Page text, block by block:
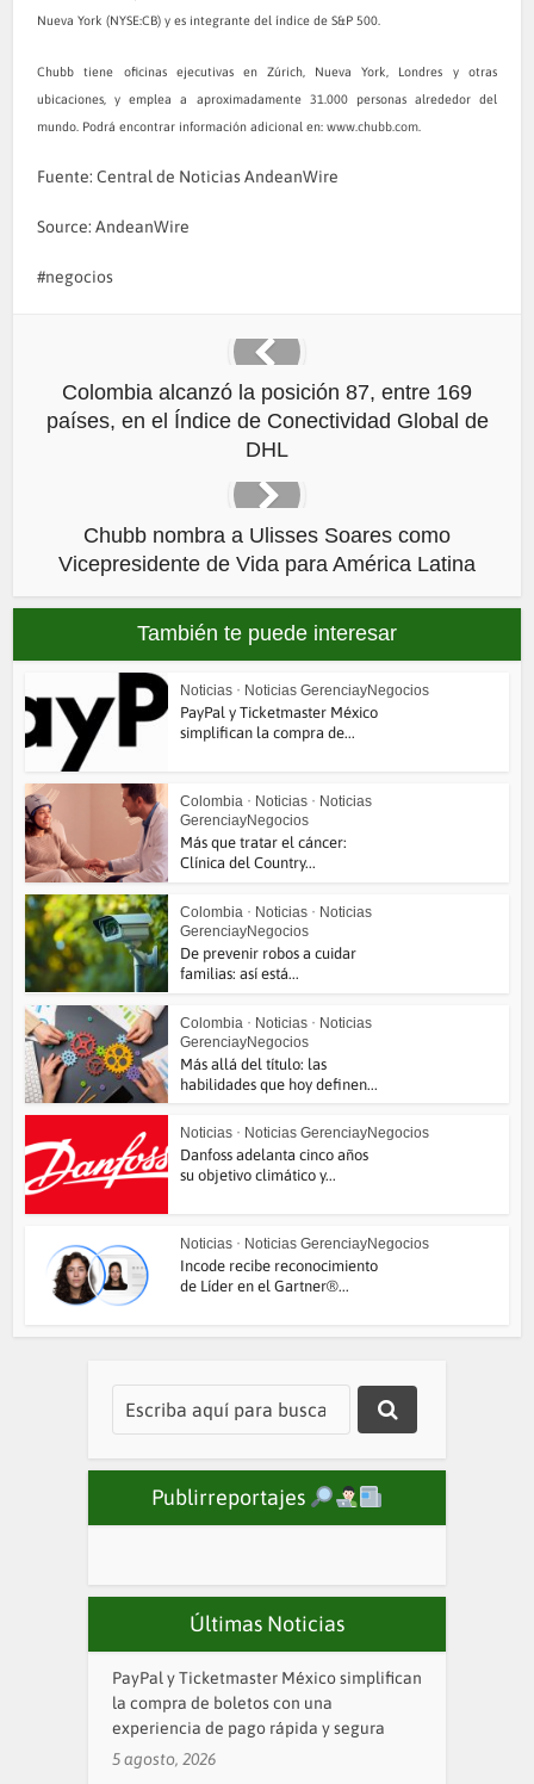
Nueva York (NYSE:CB) y es integrante del índice de S&P 500.
Chubb tiene oficinas ejecutivas en Zúrich, Nueva York, Londres y otras
ubicaciones, y emplea a aproximadamente 31.000 personas alrededor del
mundo. Podrá encontrar información adicional en: www.chubb.com
Fuente: Central de Noticias AndeanWire
Source: AndeanWire
negocios
Colombia alcanzó la posición 87, entre 169
países, en el Índice de Conectividad Global de
DHL
Chubb nombra a Ulisses Soares como
Vicepresidente de Vida para América Latina
También te puede interesar
Noticias • Noticias GerenciayNegocios
PayPal y Ticketmaster México
simplifican la compra de...
Colombia • Noticias • Noticias
GerenciayNegocios
Más que tratar el cáncer:
Clínica del Country...
Colombia • Noticias • Noticias
GerenciayNegocios
De prevenir robos a cuidar
familias: así está...
Colombia • Noticias • Noticias
GerenciayNegocios
Más allá del título: las
habilidades que hoy definen...
Noticias • Noticias GerenciayNegocios
Danfoss adelanta cinco años
su objetivo climático y...
Noticias • Noticias GerenciayNegocios
Incode recibe reconocimiento
de Líder en el Gartner®...
Publirreportajes
Últimas Noticias
PayPal y Ticketmaster México simplifican
la compra de boletos con una
experiencia de pago rápida y segura
5 agosto, 2026